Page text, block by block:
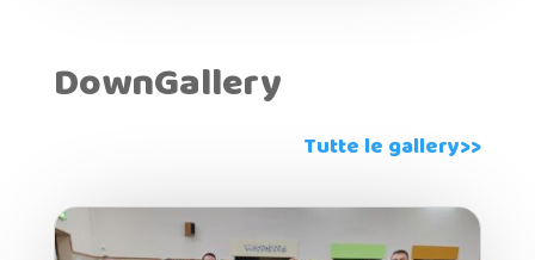
DownGallery
Tutte le gallery>>